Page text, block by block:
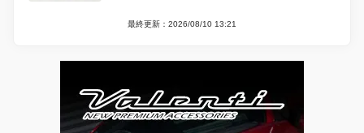
最終更新：2026/08/10 13:21